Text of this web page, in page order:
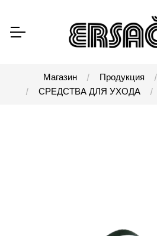
Магазин Продукция
СРЕДСТВА ДЛЯ УХОДА